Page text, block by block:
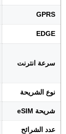
GPRS
EDGE
سرعة انترنت
نوع الشريحة
شريحة eSIM
عدد الشرائح